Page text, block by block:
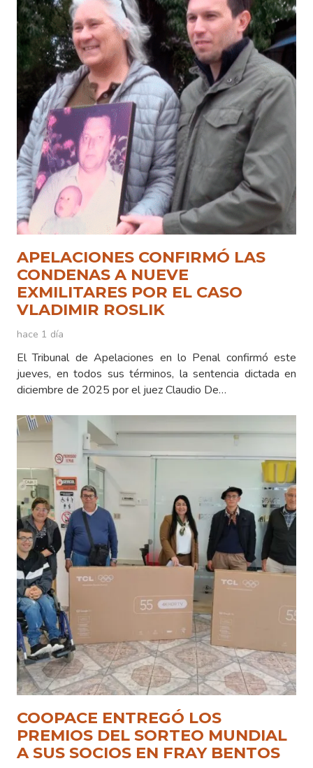
APELACIONES CONFIRMÓ LAS
CONDENAS A NUEVE
EXMILITARES POR EL CASO
VLADIMIR ROSLIK
hace 1 día
El Tribunal de Apelaciones en lo Penal confirmó este
jueves, en todos sus términos, la sentencia dictada en
diciembre de 2025 por el juez Claudio De…
COOPACE ENTREGÓ LOS
PREMIOS DEL SORTEO MUNDIAL
A SUS SOCIOS EN FRAY BENTOS